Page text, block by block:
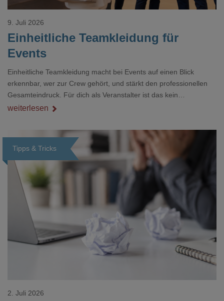
Einheitliche Teamkleidung für
Events
9. Juli 2026
Einheitliche Teamkleidung macht bei Events auf einen Blick
erkennbar, wer zur Crew gehört, und stärkt den professionellen
Gesamteindruck. Für dich als Veranstalter ist das kein
Nebenthema: Bei Textilien mit Stickerei oder mehreren
weiterlesen
Tipps & Tricks
Loading...
2. Juli 2026